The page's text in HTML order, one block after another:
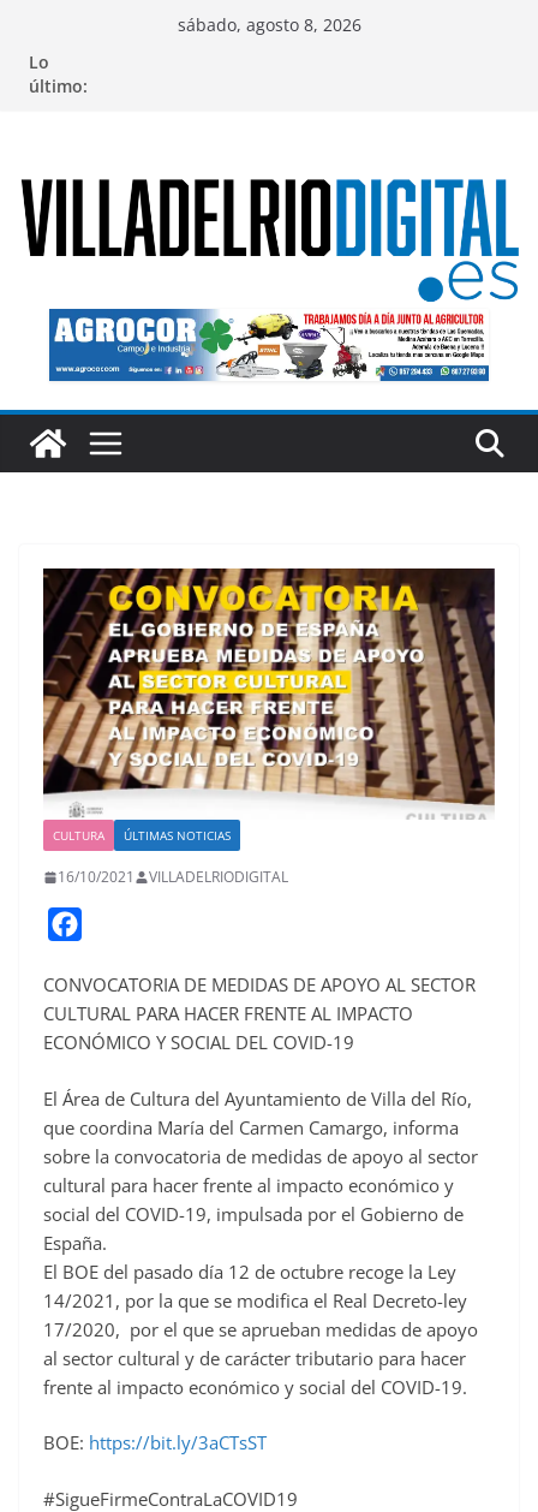
contenido
sábado, agosto 8, 2026
Lo
último:
CULTURA ÚLTIMAS NOTICIAS
16/10/2021 VILLADELRIODIGITAL
c
e
o
o
k
CONVOCATORIA DE MEDIDAS DE APOYO AL SECTOR
CULTURAL PARA HACER FRENTE AL IMPACTO
ECONÓMICO Y SOCIAL DEL COVID-19
El Área de Cultura del Ayuntamiento de Villa del Río,
que coordina María del Carmen Camargo, informa
sobre la convocatoria de medidas de apoyo al sector
cultural para hacer frente al impacto económico y
social del COVID-19, impulsada por el Gobierno de
España.
El BOE del pasado día 12 de octubre recoge la Ley
14/2021, por la que se modifica el Real Decreto-ley
17/2020, por el que se aprueban medidas de apoyo
al sector cultural y de carácter tributario para hacer
frente al impacto económico y social del COVID-19.
BOE: https://bit.ly/3aCTsST
#SigueFirmeContraLaCOVID19